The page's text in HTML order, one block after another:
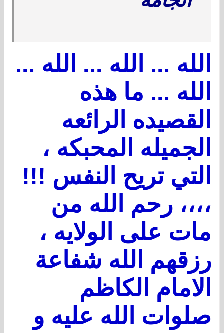
الله ... الله ... الله ...
الله ... ما هذه
القصيده الرائعه
الجميله المحبكه ،
التي تريح النفس !!!
،،،، رحم الله من
مات على الولايه ،
رزقهم الله شفاعة
الامام الكاظم
صلوات الله عليه و